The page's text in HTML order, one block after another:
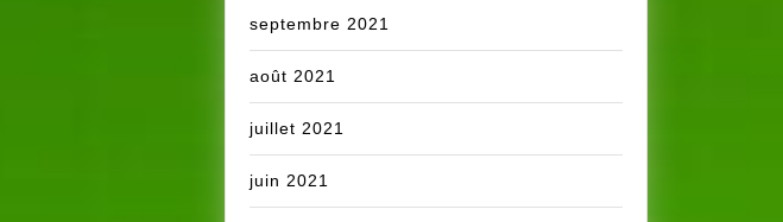
septembre 2021
août 2021
juillet 2021
juin 2021